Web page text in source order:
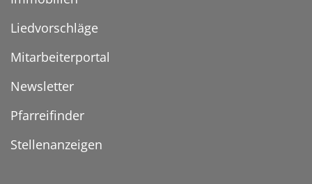
Liedvorschläge
Mitarbeiterportal
Newsletter
Pfarreifinder
Stellenanzeigen